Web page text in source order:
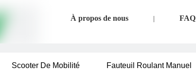
À propos de nous | FAQ
Scooter De Mobilité Fauteuil Roulant Manuel